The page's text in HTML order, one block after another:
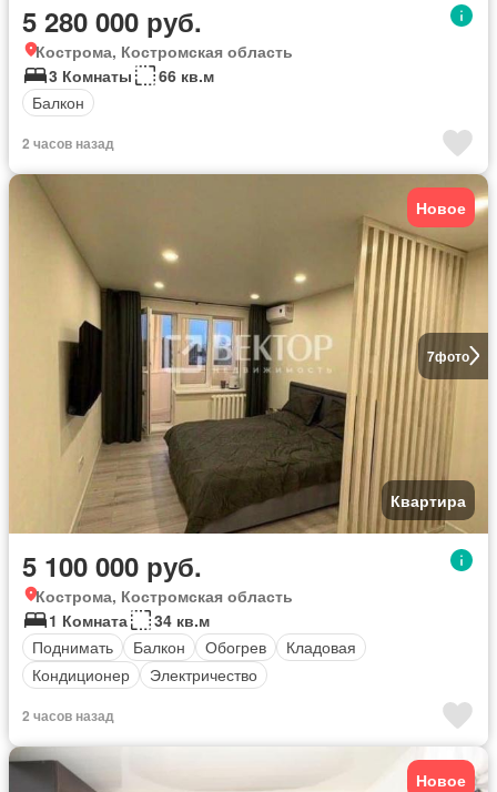
5 280 000 руб.
Кострома, Костромская область
3 Комнаты
66 кв.м
Балкон
2 часов назад
7фото
Новое
Квартира
5 100 000 руб.
Кострома, Костромская область
1 Комната
34 кв.м
Поднимать
Балкон Обогрев
Кладовая
Кондиционер
Электричество
2 часов назад
Новое